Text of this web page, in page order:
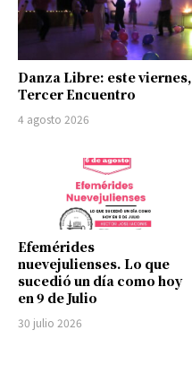
Danza Libre: este viernes,
Tercer Encuentro
4 agosto 2026
Efemérides
nuevejulienses. Lo que
sucedió un día como hoy
en 9 de Julio
30 julio 2026